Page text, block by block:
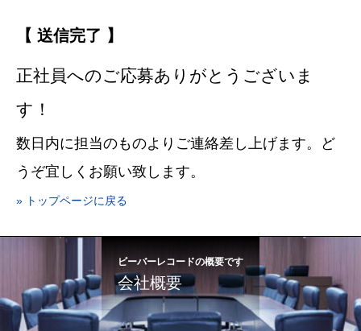
【 送信完了 】
正社員へのご応募ありがとうございま
す！
数日内に担当のものよりご連絡差し上げます。ど
うぞ宜しくお願い致します。
» トップページに戻る
ビーバーレコードの概要です
会社概要